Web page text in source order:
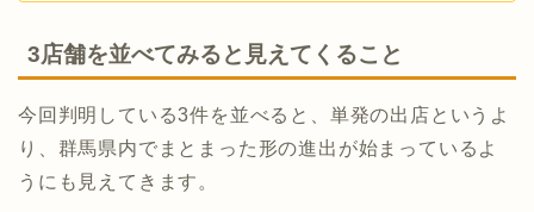
3店舗を並べてみると見えてくること
今回判明している3件を並べると、単発の出店というよ
り、群馬県内でまとまった形の進出が始まっているよ
うにも見えてきます。